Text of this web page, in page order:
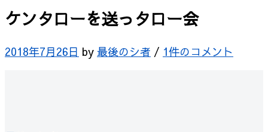
ケンタローを送っタロー会
2018年7月26日 by 最後のシ者 / 1件のコメント